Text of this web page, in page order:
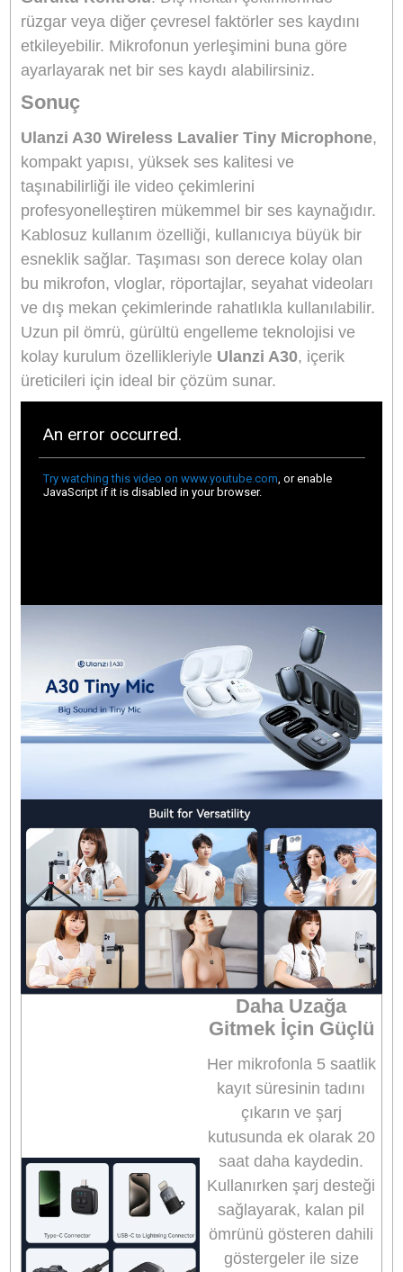
Pil Ömrü: ≈5 saat
Pil: Li-ion Polimer Pil 3.7V 100mAh
Boyutlar: 32*
Ağırlık: ≈11g
Alıcı Giriş
Giriş: 5V/1A
Şarj Süresi: ≈1.5 saat
Pil Ömrü: ≈5 saat
Pil: Li-ion Polimer Pil 3.7V 100mAh
Boyutlar: 39* 35*16mm
Ağırlık: ≈11g
Giriş: 5V/1A
Şarj Süresi: ≈3 saat
Boyutlar: 95*51*26mm
Veriler Ulanzi laboratuvarlarından alınmıştır.
Tasarım ve teknik özelliklerde değişiklik olursa,
önceden bildirim yapılmayacaktır.
Ulanzi A30 ile Çekim Yaparken
Bağlantı Menzili: Kablosuz bağlantı, özellikle
hareketli çekimlerde büyük avantaj sağlar,
bağlantının stabil olması için alıcı ve verici
arasındaki mesafeye dikkat edilmesi önemlidir.
metreye kadar bağlantı stabil olsa da, daha
mesafelerde ses kalitesi daha da iyileşebilir.
Pil Durumu: Uzun süreli çekimlerde pilin
kayıt kesintilerine neden olabilir. Bu nedenle,
emin olun ve gerekirse yedek bir şarj cihazı
: Dış mekan çekimlerinde
rüzgar veya diğer çevresel faktörler ses kaydını
etkileyebilir. Mikrofonun yerleşimini buna göre
ayarlayarak net bir ses kaydı alabilirsiniz.
Sonuç